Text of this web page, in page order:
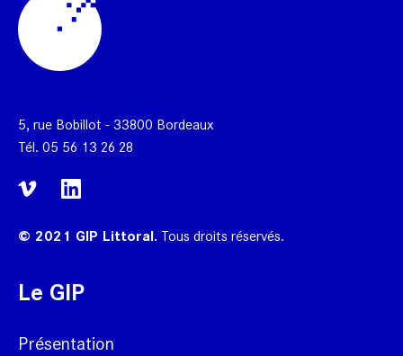
5, rue Bobillot - 33800 Bordeaux
Tél. 05 56 13 26 28
© 2021 GIP Littoral. Tous droits réservés.
Le GIP
Présentation